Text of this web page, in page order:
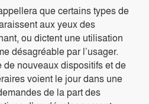
que certains types de
aux yeux des
ou dictent une utilisation
désagréable par l’usager.
de nouveaux dispositifs et de
voient le jour dans une
de la part des